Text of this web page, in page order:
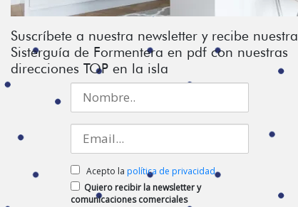
Suscríbete a nuestra newsletter y recibe nuestra
Sisterguía de Formentera en pdf con nuestras
direcciones TOP en la isla
Acepto la política de privacidad
Quiero recibir la newsletter y
comunicaciones comerciales